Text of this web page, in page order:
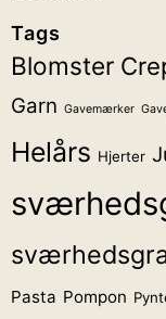
Tags
Blomster
Garn Gavemærker
Helårs Hjerter
Pasta Pompon